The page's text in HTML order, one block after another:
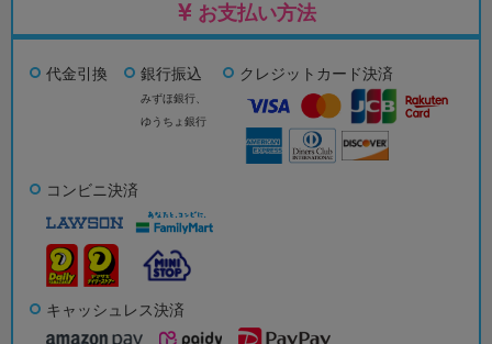
お支払い方法
代金引換 銀行振込
みずほ銀行、
ゆうちょ銀行
クレジットカード決済
コンビニ決済
キャッシュレス決済